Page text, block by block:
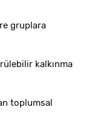
gruplara
kalkınma
toplumsal